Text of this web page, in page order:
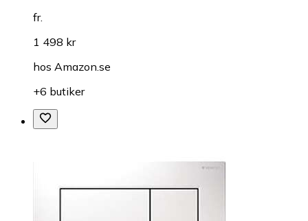
fr.
1 498 kr
hos Amazon.se
+6 butiker